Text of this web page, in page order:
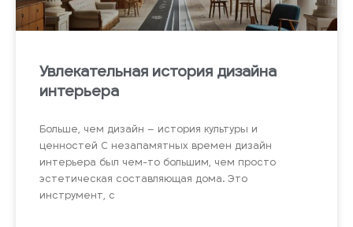
Увлекательная история дизайна
интерьера
Больше, чем дизайн – история культуры и
ценностей С незапамятных времен дизайн
интерьера был чем-то большим, чем просто
эстетическая составляющая дома. Это
инструмент, с